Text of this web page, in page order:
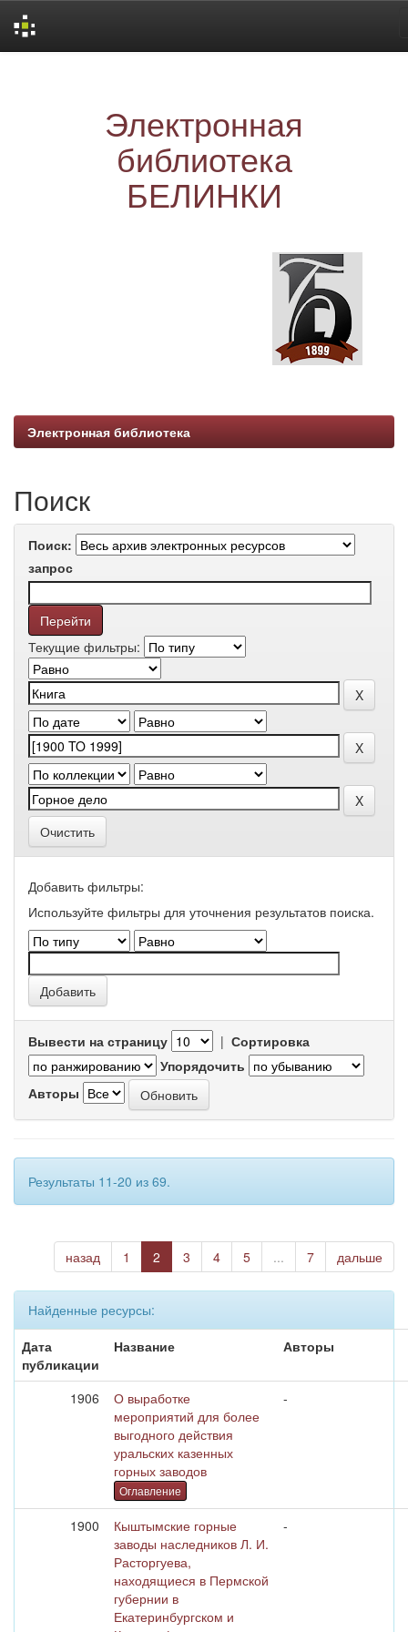
Электронная
библиотека
БЕЛИНКИ
Электронная библиотека
Поиск
Поиск:
запрос
Текущие фильтры:
Очистить
Добавить фильтры:
Используйте фильтры для уточнения результатов поиска.
Вывести на страницу | Сортировка
Упорядочить
Авторы
Результаты 11-20 из 69.
назад 1 2 3 4 5 ... 7 дальше
Найденные ресурсы:
Дата
публикации
Название Авторы
1906
О выработке
мероприятий для более
выгодного действия
уральских казенных
горных заводов
Оглавление
-
1900
Кыштымские горные
заводы наследников Л. И.
Расторгуева,
находящиеся в Пермской
губернии в
Екатеринбургском и
-